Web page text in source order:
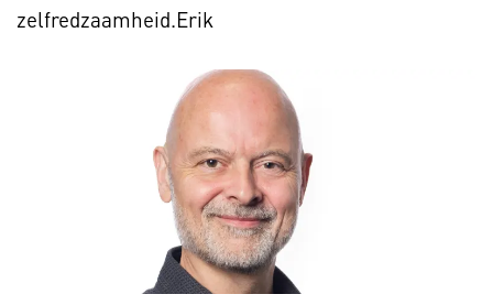
zelfredzaamheid.Erik